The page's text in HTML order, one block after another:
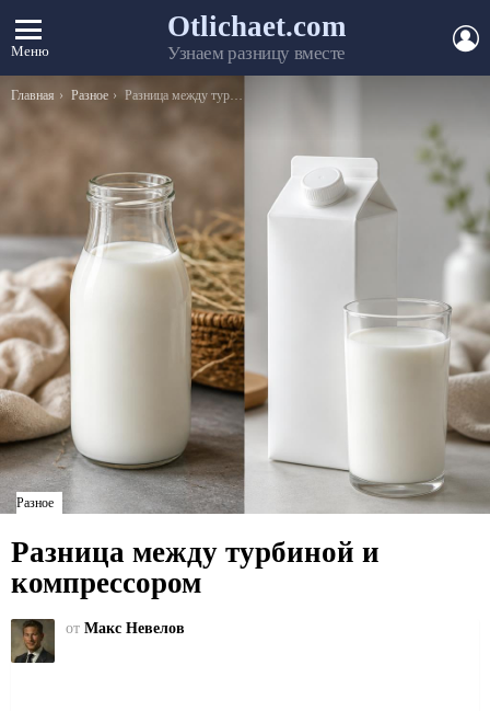
Меню
Otlichaet.com
Узнаем разницу вместе
Вы здесь:
Главная Разное Разница между турбиной и компрессором
Разное
Разница между турбиной и
компрессором
от Макс Невелов